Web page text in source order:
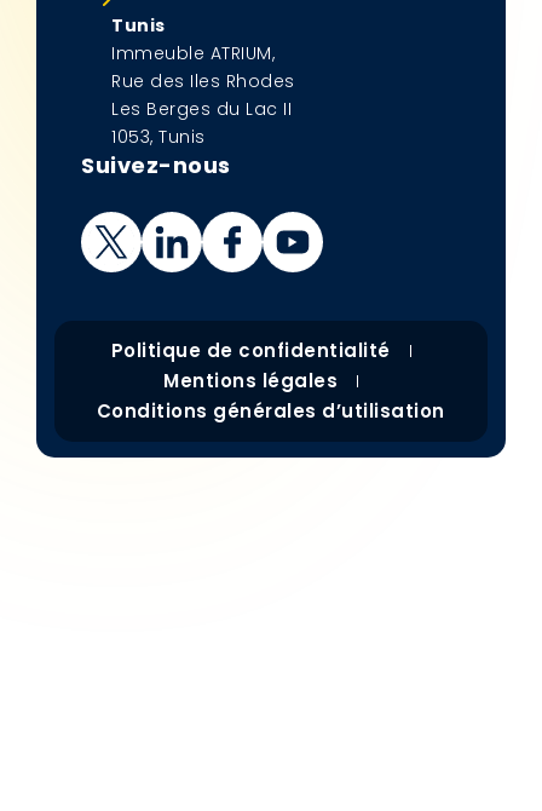
Tunis
Immeuble ATRIUM,
Rue des Iles Rhodes
Les Berges du Lac II
1053, Tunis
Suivez-nous
Politique de confidentialité
Mentions légales
Conditions générales d’utilisation